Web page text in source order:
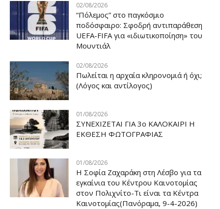
02/08/2026
“Πόλεμος” στο παγκόσμιο
ποδόσφαιρο: Σφοδρή αντιπαράθεση
UEFA-FIFA για «ιδιωτικοποίηση» του
Μουντιάλ
02/08/2026
Πωλείται η αρχαία κληρονομιά ή όχι;
(Λόγος και αντίλογος)
01/08/2026
ΣΥΝΕΧΙΖΕΤΑΙ ΓΙΑ 3ο ΚΑΛΟΚΑΙΡΙ Η
ΕΚΘΕΣΗ ΦΩΤΟΓΡΑΦΙΑΣ
01/08/2026
Η Σοφία Ζαχαράκη στη Λέσβο για τα
εγκαίνια του Κέντρου Καινοτομίας
στον Πολιχνίτο-Τι είναι τα Κέντρα
Καινοτομίας(Πανόραμα, 9-4-2026)